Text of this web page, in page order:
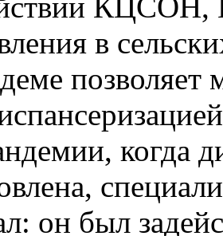
в
когда
он был